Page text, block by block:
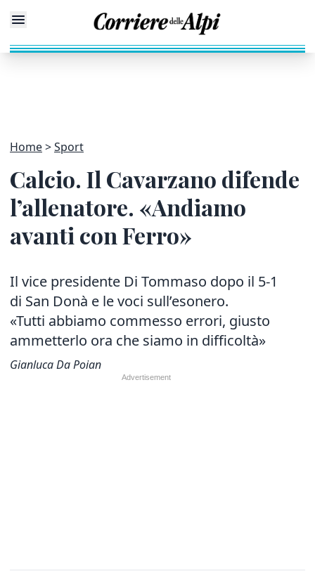
Home Sport
Calcio. Il Cavarzano difende
l’allenatore. «Andiamo
avanti con Ferro»
Il vice presidente Di Tommaso dopo il 5-1
di San Donà e le voci sull’esonero.
«Tutti abbiamo commesso errori, giusto
ammetterlo ora che siamo in difficoltà»
Gianluca Da Poian